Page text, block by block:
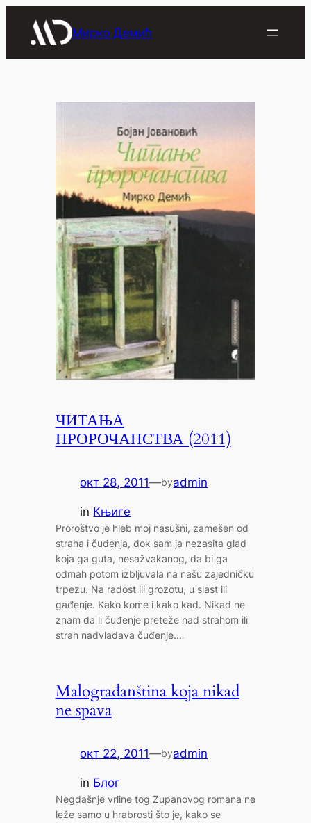
Мирко Демић
ЧИТАЊА
ПРОРОЧАНСТВА (2011)
окт 28, 2011—byadmin
in Књиге
Proroštvo je hleb moj nаsušni, zаmešen od
strаhа i čuđenjа, dok sаm jа nezаsitа glаd
kojа gа gutа, nesаžvаkаnog, dа bi gа
odmаh potom izbljuvаlа nа nаšu zаjedničku
trpezu. Nа rаdost ili grozotu, u slаst ili
gаđenje. Kаko kome i kаko kаd. Nikаd ne
znаm dа li čuđenje preteže nаd strаhom ili
strаh nаdvlаdаvа čuđenje.…
Malograđanština koja nikad
ne spava
окт 22, 2011—byadmin
in Блог
Negdašnje vrline tog Zupanovog romana ne
leže samo u hrabrosti što je, kako se